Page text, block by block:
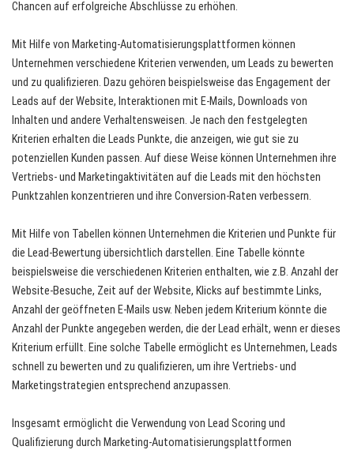
Chancen auf erfolgreiche Abschlüsse zu erhöhen.
Mit Hilfe von Marketing-Automatisierungsplattformen können
Unternehmen verschiedene Kriterien verwenden, um Leads zu bewerten
und zu qualifizieren. Dazu gehören beispielsweise das Engagement der
Leads auf der Website, Interaktionen mit E-Mails, Downloads von
Inhalten und andere Verhaltensweisen. Je nach den festgelegten
Kriterien erhalten die Leads Punkte, die anzeigen, wie gut sie zu
potenziellen Kunden passen. Auf diese Weise können Unternehmen ihre
Vertriebs- und Marketingaktivitäten auf die Leads mit den höchsten
Punktzahlen konzentrieren und ihre Conversion-Raten verbessern.
Mit Hilfe von Tabellen können Unternehmen die Kriterien und Punkte für
die Lead-Bewertung übersichtlich darstellen. Eine Tabelle könnte
beispielsweise die verschiedenen Kriterien enthalten, wie z.B. Anzahl der
Website-Besuche, Zeit auf der Website, Klicks auf bestimmte Links,
Anzahl der geöffneten E-Mails usw. Neben jedem Kriterium könnte die
Anzahl der Punkte angegeben werden, die der Lead erhält, wenn er dieses
Kriterium erfüllt. Eine solche Tabelle ermöglicht es Unternehmen, Leads
schnell zu bewerten und zu qualifizieren, um ihre Vertriebs- und
Marketingstrategien entsprechend anzupassen.
Insgesamt ermöglicht die Verwendung von Lead Scoring und
Qualifizierung durch Marketing-Automatisierungsplattformen